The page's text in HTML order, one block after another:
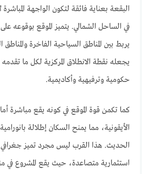
البقعة بعناية فائقة لتكون الواجهة
في الساحل الشمالي. يتميز الموقع بوقوعه
يربط بين المناطق السياحية الفاخرة
يجعله نقطة الانطلاق المركزية لكل ما
حكومية وترفيهية وأكاديمية.
كما تكمن قوة الموقع في كونه يقع مباشرة
الأيقونية، مما يمنح السكان إطلالة
الحديث. هذا القرب ليس مجرد تميز
استثمارية متصاعدة، حيث يقع المشروع في